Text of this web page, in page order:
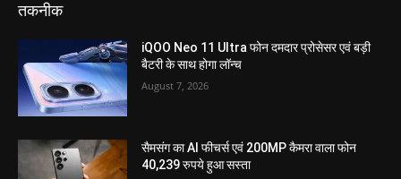
तकनीक
iQOO Neo 11 Ultra फोन दमदार प्रोसेसर एवं बड़ी
बैटरी के साथ होगा लॉन्च
August 7, 2026
सैमसंग का AI फीचर्स एवं 200MP कैमरा वाला फोन
40,239 रुपये हुआ सस्ता